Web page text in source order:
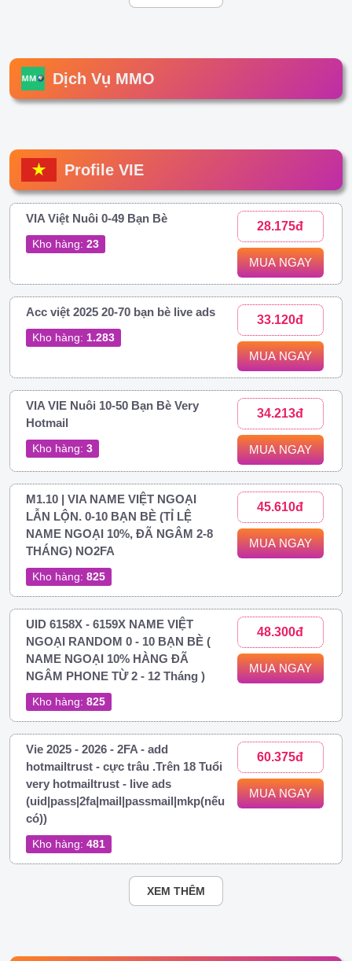
Dịch Vụ MMO
Profile VIE
VIA Việt Nuôi 0-49 Bạn Bè
Kho hàng: 23
28.175đ
MUA NGAY
Acc việt 2025 20-70 bạn bè live ads
Kho hàng: 1.283
33.120đ
MUA NGAY
VIA VIE Nuôi 10-50 Bạn Bè Very
Hotmail
Kho hàng: 3
34.213đ
MUA NGAY
M1.10 | VIA NAME VIỆT NGOẠI
LẪN LỘN. 0-10 BẠN BÈ (TỈ LỆ
NAME NGOẠI 10%, ĐÃ NGÂM 2-8
THÁNG) NO2FA
Kho hàng: 825
45.610đ
MUA NGAY
UID 6158X - 6159X NAME VIỆT
NGOẠI RANDOM 0 - 10 BẠN BÈ (
NAME NGOẠI 10% HÀNG ĐÃ
NGÂM PHONE TỪ 2 - 12 Tháng )
Kho hàng: 825
48.300đ
MUA NGAY
Vie 2025 - 2026 - 2FA - add
hotmailtrust - cực trâu .Trên 18 Tuổi
very hotmailtrust - live ads
(uid|pass|2fa|mail|passmail|mkp(nếu
có))
Kho hàng: 481
60.375đ
MUA NGAY
XEM THÊM